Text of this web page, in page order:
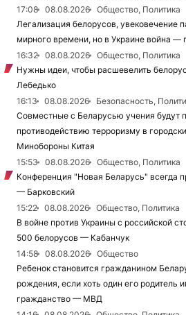
17:08
08.08.2026
Общество, Политика
Легализация белорусов, увековечение
мирного времени, но в Украине война —
16:32
08.08.2026
Общество, Политика
Нужны идеи, чтобы расшевелить
Лебедько
16:13
08.08.2026
Безопасность,
Совместные с Беларусью учения будут
противодействию терроризму в
Минобороны Китая
15:53
08.08.2026
Общество, Политика
Конференция "Новая Беларусь" всегда
— Барковский
15:22
08.08.2026
Общество, Политика
В войне против Украины с российской
500 белорусов — Кабанчук
14:58
08.08.2026
Общество
Ребенок становится гражданином
рождения, если хоть один его родитель
гражданство — МВД